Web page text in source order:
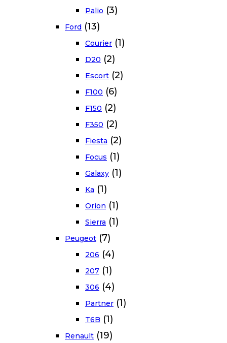
Palio (3)
Ford (13)
Courier (1)
D20 (2)
Escort (2)
F100 (6)
F150 (2)
F350 (2)
Fiesta (2)
Focus (1)
Galaxy (1)
Ka (1)
Orion (1)
Sierra (1)
Peugeot (7)
206 (4)
207 (1)
306 (4)
Partner (1)
T6B (1)
Renault (19)